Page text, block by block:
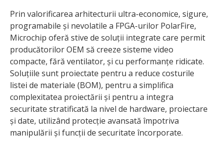
Prin valorificarea arhitecturii ultra-economice, sigure,
programabile și nevolatile a FPGA-urilor PolarFire,
Microchip oferă stive de soluții integrate care permit
producătorilor OEM să creeze sisteme video
compacte, fără ventilator, și cu performanțe ridicate.
Soluțiile sunt proiectate pentru a reduce costurile
listei de materiale (BOM), pentru a simplifica
complexitatea proiectării și pentru a integra
securitate stratificată la nivel de hardware, proiectare
și date, utilizând protecție avansată împotriva
manipulării și funcții de securitate încorporate.